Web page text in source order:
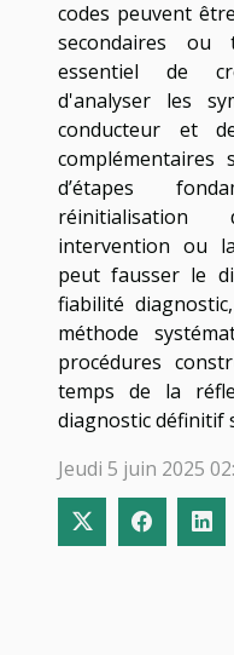
codes peuvent
secondaires
essentiel de
d'analyser les
conducteur et
complémentaires
d’étapes
intervention ou
peut fausser le
fiabilité
méthode
procédures
temps de la
diagnostic définitif
Jeudi 5 juin 2025